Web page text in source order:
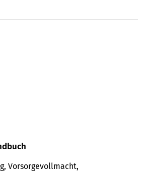
Vorsorgevollmacht,